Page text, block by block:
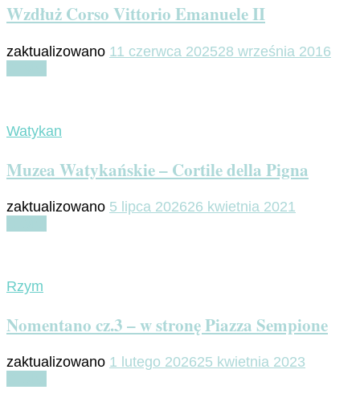
Wzdłuż Corso Vittorio Emanuele II
zaktualizowano 11 czerwca 202528 września 2016
Watykan
Muzea Watykańskie – Cortile della Pigna
zaktualizowano 5 lipca 202626 kwietnia 2021
Rzym
Nomentano cz.3 – w stronę Piazza Sempione
zaktualizowano 1 lutego 202625 kwietnia 2023